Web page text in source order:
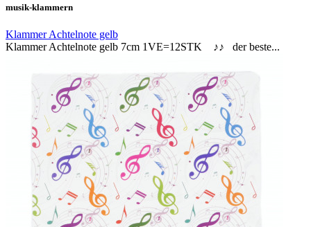
musik-klammern
Klammer Achtelnote gelb
Klammer Achtelnote gelb 7cm 1VE=12STK ♪♪ der beste...